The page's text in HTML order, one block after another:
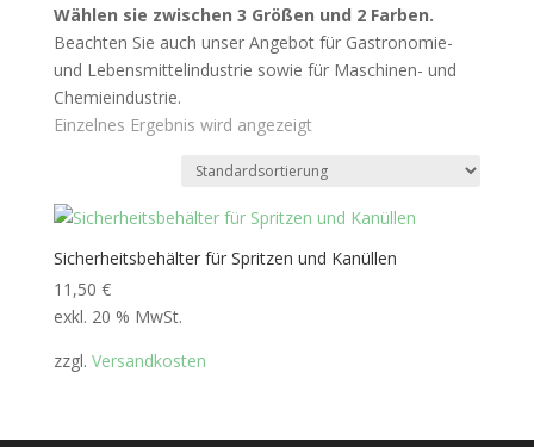
Wählen sie zwischen 3 Größen und 2 Farben.
Beachten Sie auch unser Angebot für Gastronomie-
und Lebensmittelindustrie sowie für Maschinen- und
Chemieindustrie.
Einzelnes Ergebnis wird angezeigt
Sicherheitsbehälter für Spritzen und Kanüllen
11,50 €
exkl. 20 % MwSt.
zzgl. Versandkosten